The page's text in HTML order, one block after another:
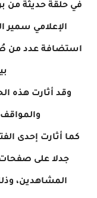
في حلقة حديثة من
الإعلامي سمير
استضافة عدد من
وقد أثارت هذه
والمواقف
كما أثارت إحدى
جدلا على صفحات
المشاهدين،